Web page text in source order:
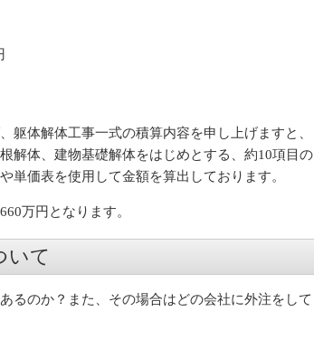
躯体解体工事一式の積算内容を申し上げますと、
解体、建物基礎解体をはじめとする、約10項目の
単価表を使用して金額を算出しております。
万円となります。
いて
るのか？また、その場合はどの会社に外注をして